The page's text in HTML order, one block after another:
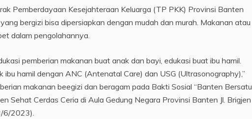
Pemberdayaan Kesejahteraan Keluarga (TP PKK) Provinsi Banten
bergizi bisa dipersiapkan dengan mudah dan murah. Makanan atau
dalam pengolahannya.
pemberian makanan buat anak dan bayi, edukasi buat ibu hamil.
ibu hamil dengan ANC (Antenatal Care) dan USG (Ultrasonography),”
makanan beegizi dan beragam pada Bakti Sosial “Banten Bersatu
Sehat Cerdas Ceria di Aula Gedung Negara Provinsi Banten Jl. Brigjen
6/2023).